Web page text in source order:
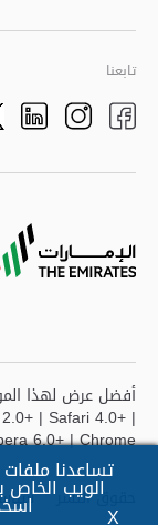
تابعنا
Facebook
Instagram
برعاية
| Safari 4.0+ |
6.0+ | Chrome
حقوق النشر
X
تساعدنا
الويب الخاص